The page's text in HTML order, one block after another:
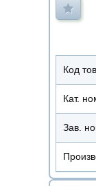
Код
Кат.
Зав.